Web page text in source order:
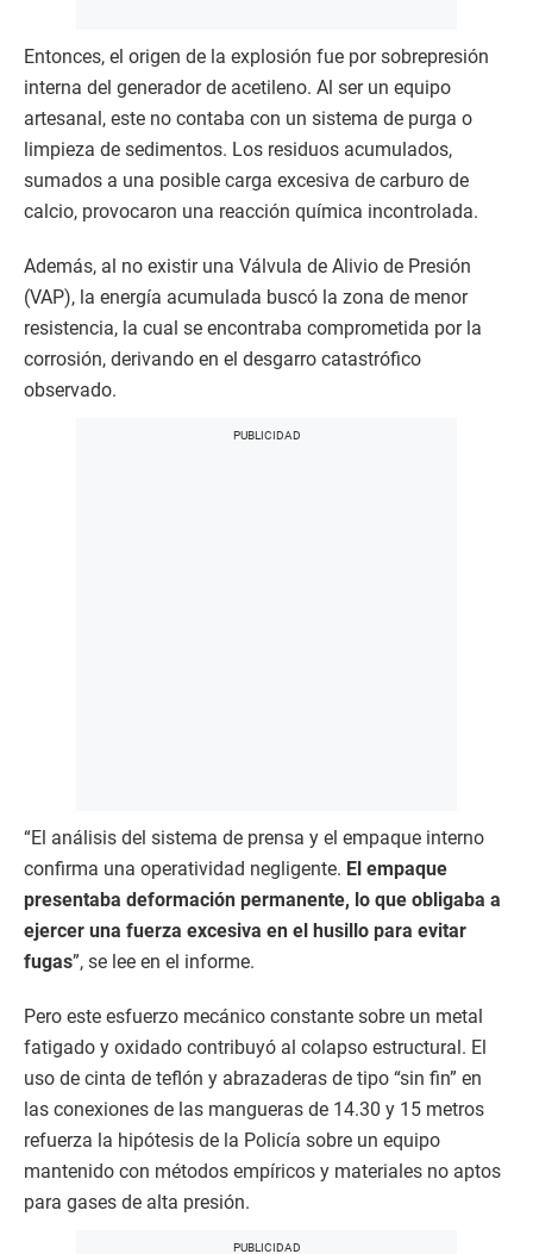
Entonces, el origen de la explosión fue por sobrepresión
interna del generador de acetileno. Al ser un equipo
artesanal, este no contaba con un sistema de purga o
limpieza de sedimentos. Los residuos acumulados,
sumados a una posible carga excesiva de carburo de
calcio, provocaron una reacción química incontrolada.
Además, al no existir una Válvula de Alivio de Presión
(VAP), la energía acumulada buscó la zona de menor
resistencia, la cual se encontraba comprometida por la
corrosión, derivando en el desgarro catastrófico
observado.
“El análisis del sistema de prensa y el empaque interno
confirma una operatividad negligente. El empaque
presentaba deformación permanente, lo que obligaba a
ejercer una fuerza excesiva en el husillo para evitar
fugas”, se lee en el informe.
Pero este esfuerzo mecánico constante sobre un metal
fatigado y oxidado contribuyó al colapso estructural. El
uso de cinta de teflón y abrazaderas de tipo “sin fin” en
las conexiones de las mangueras de 14.30 y 15 metros
refuerza la hipótesis de la Policía sobre un equipo
mantenido con métodos empíricos y materiales no aptos
para gases de alta presión.